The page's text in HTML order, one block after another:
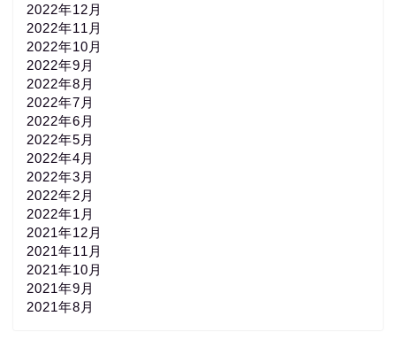
2022年12月
2022年11月
2022年10月
2022年9月
2022年8月
2022年7月
2022年6月
2022年5月
2022年4月
2022年3月
2022年2月
2022年1月
2021年12月
2021年11月
2021年10月
2021年9月
2021年8月